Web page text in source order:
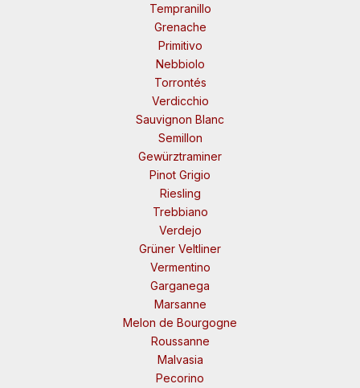
Tempranillo
Grenache
Primitivo
Nebbiolo
Torrontés
Verdicchio
Sauvignon Blanc
Semillon
Gewürztraminer
Pinot Grigio
Riesling
Trebbiano
Verdejo
Grüner Veltliner
Vermentino
Garganega
Marsanne
Melon de Bourgogne
Roussanne
Malvasia
Pecorino